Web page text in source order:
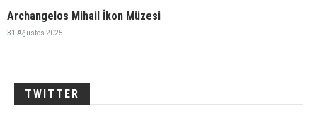
Archangelos Mihail İkon Müzesi
31 Ağustos 2025
TWITTER